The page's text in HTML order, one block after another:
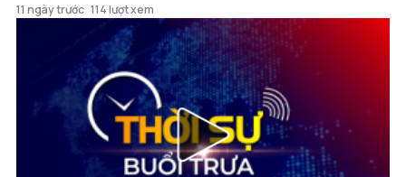
11 ngày trước 114 lượt xem